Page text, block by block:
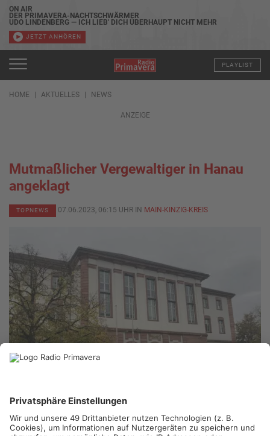
ON AIR
DER PRIMAVERA-NACHTSCHWÄRMER
UDO LINDENBERG — ICH LIEB' DICH ÜBERHAUPT NICHT MEHR
JETZT ANHÖREN
PLAYLIST
HOME AKTUELLES NEWS
ANZEIGE
Mutmaßlicher Vergewaltiger in Hanau
angeklagt
TOPNEWS 07.06.2023, 06:15 UHR IN MAIN-KINZIG-KREIS
LANDGERICHT HANAU